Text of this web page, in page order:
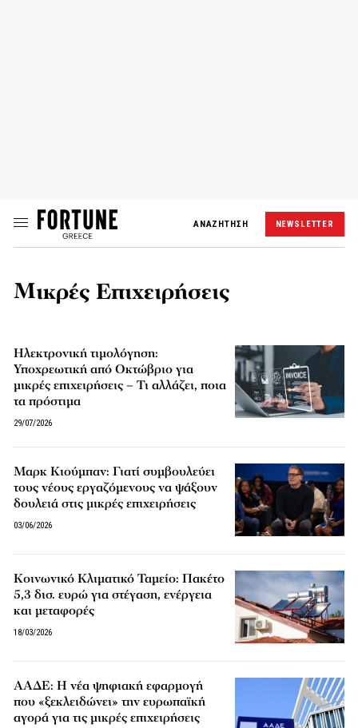
ΑΝΑΖΗΤΗΣΗ NEWSLETTER
Μικρές Επιχειρήσεις
Ηλεκτρονική τιμολόγηση:
Υποχρεωτική από Οκτώβριο για
μικρές επιχειρήσεις – Τι αλλάζει, ποια
τα πρόστιμα
29/07/2026
Μαρκ Κιούμπαν: Γιατί συμβουλεύει
τους νέους εργαζόμενους να ψάξουν
δουλειά στις μικρές επιχειρήσεις
03/06/2026
Κοινωνικό Κλιματικό Ταμείο: Πακέτο
5,3 δισ. ευρώ για στέγαση, ενέργεια
και μεταφορές
18/03/2026
ΑΑΔΕ: Η νέα ψηφιακή εφαρμογή
που «ξεκλειδώνει» την ευρωπαϊκή
αγορά για τις μικρές επιχειρήσεις